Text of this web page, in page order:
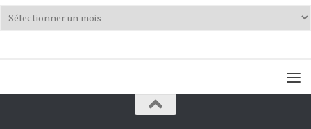
Archives